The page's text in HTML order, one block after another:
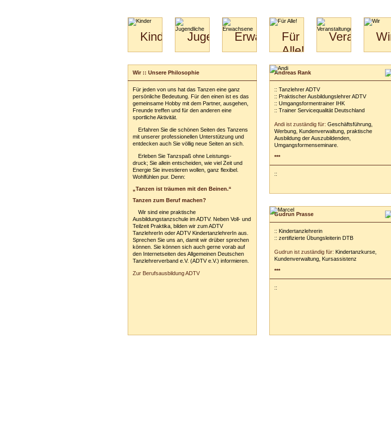
Kinder
Kids
&
Kiga-
Kids
3-
6
JugendlicheErwachsene
Specials
Paare
Hochzeitstanzkurs
Für
Alle!
Bilder
Download
Video
Partner
Catering
Jugendliche
&
Wir :: Unsere Philosophie
Für jeden von uns hat das Tanzen eine ganz
persönliche Bedeutung. Für den einen ist es das
gemeinsame Hobby mit dem Partner, ausgehen,
Freunde treffen und für den anderen eine
sportliche Aktivität.
Erfahren Sie die schönen Seiten des Tanzens
mit unserer professionellen Unterstützung und
entdecken auch Sie völlig neue Seiten an sich.
Erleben Sie Tanzspaß ohne Leistungs-
druck; Sie allein entscheiden, wie viel Zeit und
Energie Sie investieren wollen, ganz flexibel.
Wohlfühlen pur. Denn:
„Tanzen ist träumen mit den Beinen.“
Tanzen zum Beruf machen?
Wir sind eine praktische
Ausbildungstanzschule im ADTV. Neben Voll- und
Teilzeit Praktika, bilden wir zum ADTV
TanzlehrerIn oder ADTV KindertanzlehrerIn aus.
Sprechen Sie uns an, damit wir drüber sprechen
können. Sie können sich auch gerne vorab auf
den Internetseiten des Allgemeinen Deutschen
Tanzlehrerverband e.V. (ADTV e.V.) informieren.
Zur Berufsausbildung ADTV
Andreas Rank
:: Tanzlehrer ADTV
:: Praktischer Ausbildungslehrer ADTV
:: Umgangsformentrainer IHK
:: Trainer Servicequalität Deutschland
Andi ist zuständig für: Geschäftsführung,
Werbung, Kundenverwaltung, praktische
Ausbildung der Auszubildenden,
Umgangsformenseminare.
***
::
Gudrun Prasse
:: Kindertanzlehrerin
:: zertifizierte Übungsleiterin DTB
Gudrun ist zuständig für: Kindertanzkurse,
Kundenverwaltung, Kursassistenz
***
::